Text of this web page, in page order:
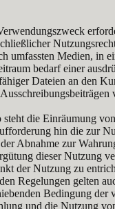
umfassten Medien, in
bedarf einer
Dateien an den
die Einräumung
hin die zur
Abnahme zur
dieser Nutzung
der Nutzung zu
Regelungen gelten
Bedingung
und die Nutzung